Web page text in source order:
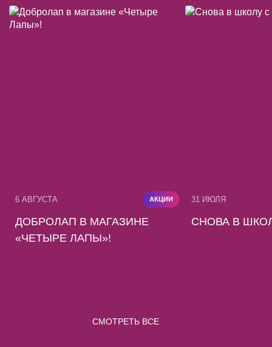
6 АВГУСТА АКЦИИ
ДОБРОЛАП В МАГАЗИНЕ
«ЧЕТЫРЕ ЛАПЫ»!
31 ИЮЛЯ
СНОВА В
СМОТРЕТЬ ВСЕ